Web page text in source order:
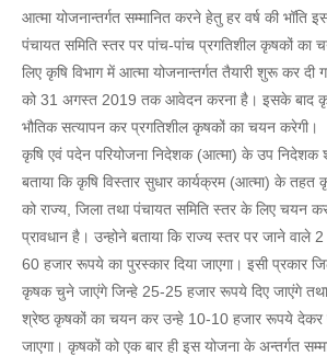
आत्मा योजनान्तर्गत सम्मानित करने हेतु हर वर्ष की भॉति
पंचायत समिति स्तर पर पांच-पांच प्रगतिशील कृषकों का
लिए कृषि विभाग में आत्मा योजनान्तर्गत तैयारी शुरू कर
को 31 अगस्त 2019 तक आवेदन करना है। इसके बाद
भौतिक सत्यापन कर प्रगतिशील कृषकों का चयन करेगी।
कृषि एवं पदेन परियोजना निदेशक (आत्मा) के उप निदेशक
बताया कि कृषि विस्तार सुधार कार्यक्रम (आत्मा) के तहत
को राज्य, जिला तथा पंचायत समिति स्तर के लिए चयन
प्रावधान है। उन्होने बताया कि राज्य स्तर पर जाने वाले
60 हजार रूपये का पुरस्कार दिया जाएगा। इसी प्रकार
कृषक चुने जाएंगे जिन्हे 25-25 हजार रूपये दिए जाएंगे
श्रेष्ठ कृषकों का चयन कर उन्हे 10-10 हजार रूपये देकर
जाएगा। कृषकों को एक बार ही इस योजना के अन्तर्गत